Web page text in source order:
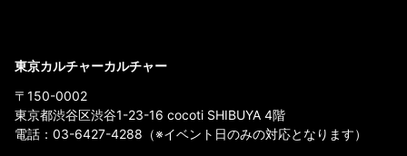
東京カルチャーカルチャー
〒150-0002
東京都渋谷区渋谷1-23-16 cocoti SHIBUYA 4階
電話： 03-6427-4288 （※イベント日のみの対応となります）